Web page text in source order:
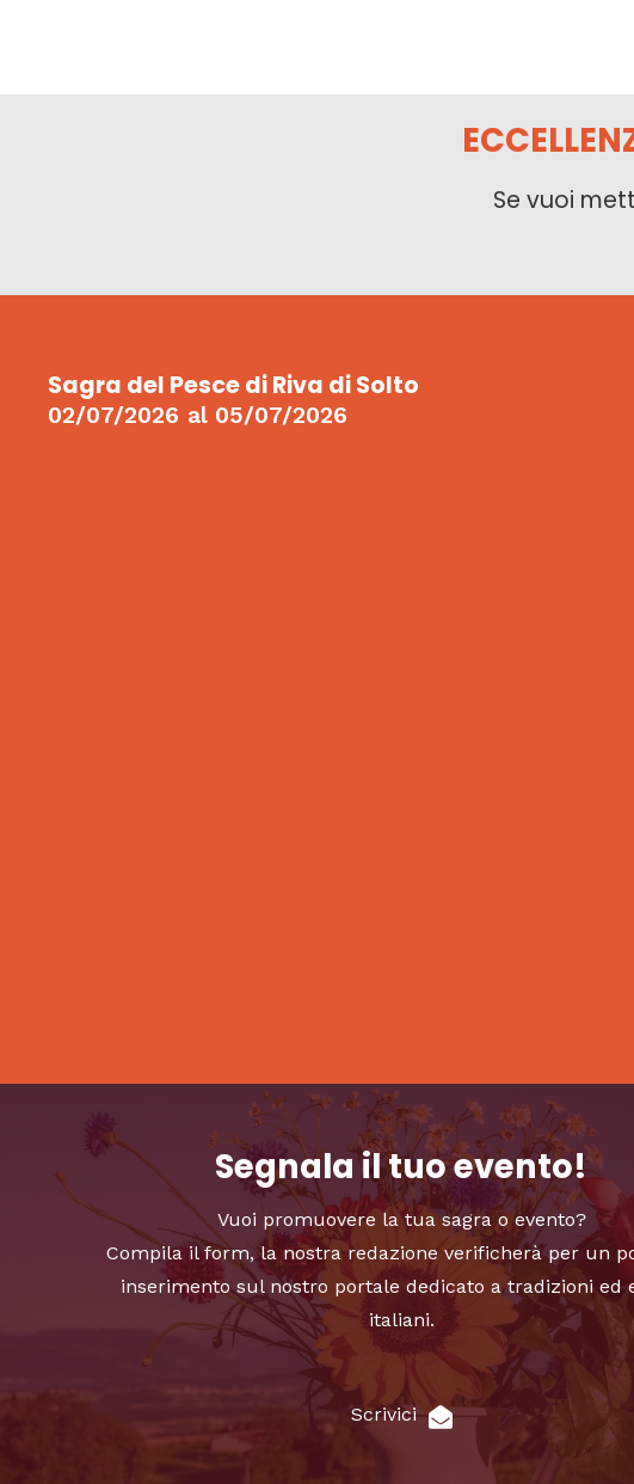
Se vuoi
Sagra del Pesce di Riva di Solto
02/07/2026 al 05/07/2026
Segnala il tuo evento!
Vuoi promuovere la tua sagra o evento?
Compila il form, la nostra redazione verificherà per un
inserimento sul nostro portale dedicato a tradizioni ed
italiani.
Scrivici